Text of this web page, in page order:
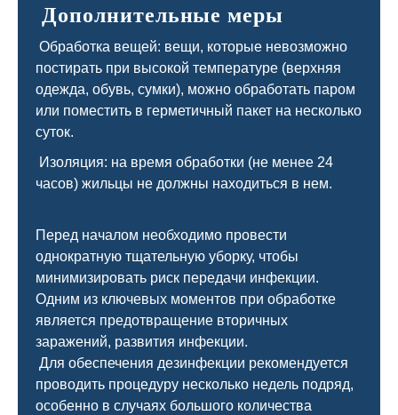
Дополнительные меры
Обработка вещей: вещи, которые невозможно
постирать при высокой температуре (верхняя
одежда, обувь, сумки), можно обработать паром
или поместить в герметичный пакет на несколько
суток.
Изоляция: на время обработки (не менее 24
часов) жильцы не должны находиться в нем.
Перед началом необходимо провести
однократную тщательную уборку, чтобы
минимизировать риск передачи инфекции.
Одним из ключевых моментов при обработке
является предотвращение вторичных
заражений, развития инфекции.
Для обеспечения дезинфекции рекомендуется
проводить процедуру несколько недель подряд,
особенно в случаях большого количества